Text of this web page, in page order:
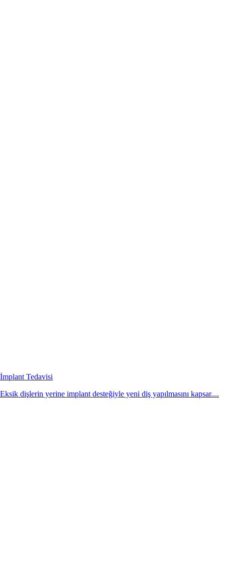
İmplant Tedavisi
Eksik dişlerin yerine implant desteğiyle yeni diş yapılmasını kapsar....